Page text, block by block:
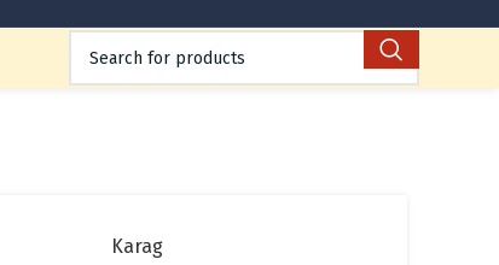
Karag